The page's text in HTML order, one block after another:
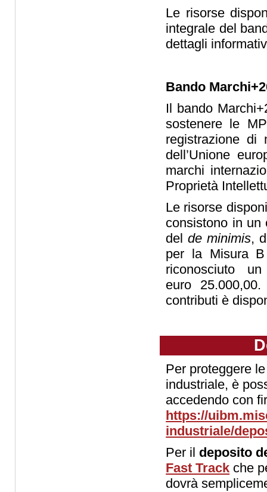
Le risorse
integrale del
dettagli
Bando
Il bando
sostenere le
registrazione di
dell’Unione
marchi
Proprietà
Le risorse
consistono in un
del de minimis,
per la Misura B
riconosciuto
euro
contributi è
Per proteggere
industriale, è
accedendo con
https://
industriale/
Per il deposito
Fast Track che
dovrà